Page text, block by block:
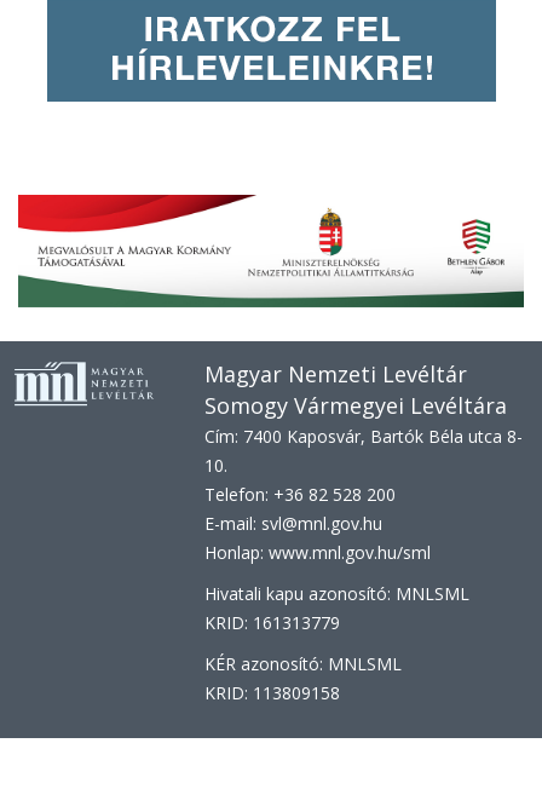
Magyar Nemzeti Levéltár
Somogy Vármegyei Levéltára
Cím: 7400 Kaposvár, Bartók Béla utca 8-
10.
Telefon: +36 82 528 200
E-mail: svl@mnl.gov.hu
Honlap: www.mnl.gov.hu/sml
Hivatali kapu azonosító: MNLSML
KRID: 161313779
KÉR azonosító: MNLSML
KRID: 113809158